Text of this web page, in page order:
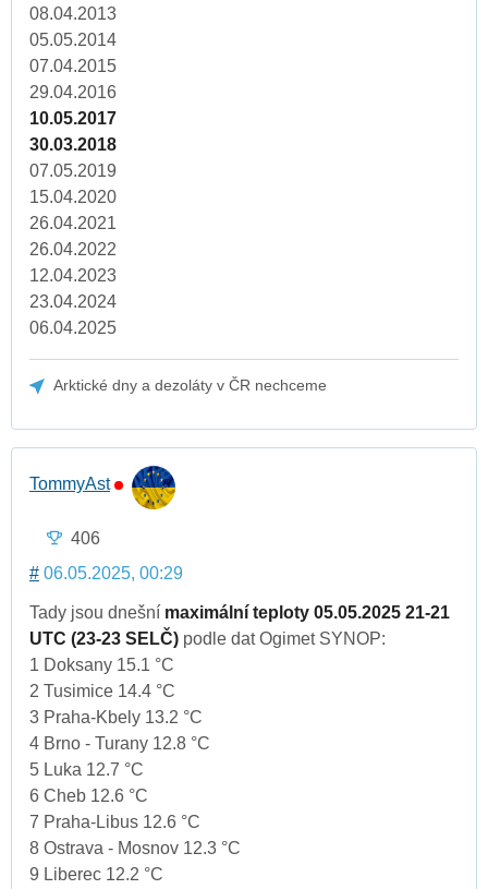
08.04.2013
05.05.2014
07.04.2015
29.04.2016
10.05.2017
30.03.2018
07.05.2019
15.04.2020
26.04.2021
26.04.2022
12.04.2023
23.04.2024
06.04.2025
Arktické dny a dezoláty v ČR nechceme
TommyAst
406
# 06.05.2025, 00:29
Tady jsou dnešní maximální teploty 05.05.2025 21-21
UTC (23-23 SELČ) podle dat Ogimet SYNOP:
1 Doksany 15.1 °C
2 Tusimice 14.4 °C
3 Praha-Kbely 13.2 °C
4 Brno - Turany 12.8 °C
5 Luka 12.7 °C
6 Cheb 12.6 °C
7 Praha-Libus 12.6 °C
8 Ostrava - Mosnov 12.3 °C
9 Liberec 12.2 °C